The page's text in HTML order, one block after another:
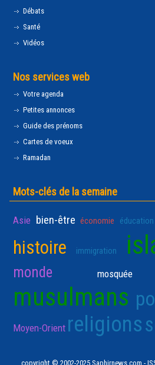
Débats
Santé
Vidéos
Nos services web
Votre agenda
Petites annonces
Guide des prénoms
Cartes de voeux
Ramadan
Mots-clés de la semaine
Asie bien-être économie éducation
histoire immigration
monde mosquée
musulmans
Moyen-Orient religions
copyright © 2002-2025 Saphirnews.com -